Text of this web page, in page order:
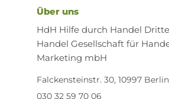
Über uns
HdH Hilfe durch Handel
Handel Gesellschaft für
Marketing mbH
Falckensteinstr. 30, 10997 Berlin
030 32 59 70 06